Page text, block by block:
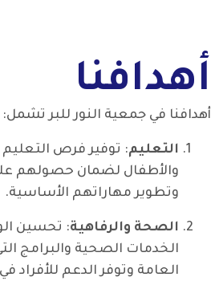
أهدافنا
أهدافنا في جمعية النور للبر تشمل:
التعليم: توفير فرص
والأطفال لضمان حصولهم
وتطوير مهاراتهم الأساسية.
الصحة والرفاهية: تحسين
الخدمات الصحية والبرامج
العامة وتوفر الدعم للأفراد